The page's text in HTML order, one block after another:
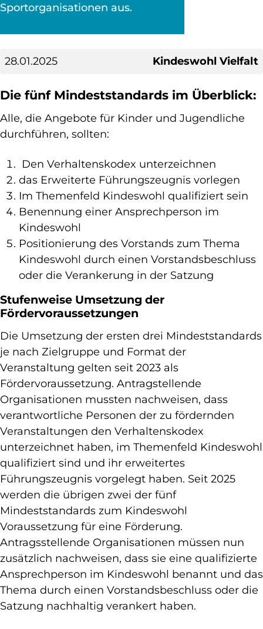
Sportorganisationen aus.
28.01.2025 Kindeswohl Vielfalt
Die fünf Mindeststandards im Überblick:
Alle, die Angebote für Kinder und Jugendliche
durchführen, sollten:
Den Verhaltenskodex unterzeichnen
das Erweiterte Führungszeugnis vorlegen
Im Themenfeld Kindeswohl qualifiziert sein
Benennung einer Ansprechperson im
Kindeswohl
Positionierung des Vorstands zum Thema
Kindeswohl durch einen Vorstandsbeschluss
oder die Verankerung in der Satzung
Stufenweise Umsetzung der
Fördervoraussetzungen
Die Umsetzung der ersten drei Mindeststandards
je nach Zielgruppe und Format der
Veranstaltung gelten seit 2023 als
Fördervoraussetzung. Antragstellende
Organisationen mussten nachweisen, dass
verantwortliche Personen der zu fördernden
Veranstaltungen den Verhaltenskodex
unterzeichnet haben, im Themenfeld Kindeswohl
qualifiziert sind und ihr erweitertes
Führungszeugnis vorgelegt haben. Seit 2025
werden die übrigen zwei der fünf
Mindeststandards zum Kindeswohl
Voraussetzung für eine Förderung.
Antragsstellende Organisationen müssen nun
zusätzlich nachweisen, dass sie eine qualifizierte
Ansprechperson im Kindeswohl benannt und das
Thema durch einen Vorstandsbeschluss oder die
Satzung nachhaltig verankert haben.